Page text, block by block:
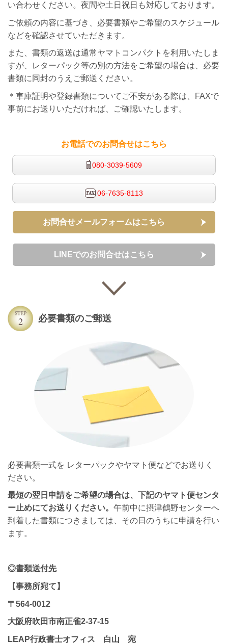
い合わせください。夜間や土日祝日も対応しております。
ご依頼の内容に基づき、必要書類やご希望のスケジュール
などを確認させていただきます。
また、書類の返送は通常ヤマトコンパクトを利用いたしま
すが、レターパック等の別の方法をご希望の場合は、必要
書類に同封のうえご郵送ください。
＊車庫証明や登録書類についてご不安がある際は、FAXで
事前にお送りいただければ、ご確認いたします。
お電話でのお問合せはこちら
080-3039-5609
06-7635-8113
お問合せメールフォームはこちら
LINEでのお問合せはこちら
必要書類のご郵送
必要書類一式を レターパックやヤマト便などでお送りく
ださい。
最短の翌日申請をご希望の場合は、下記のヤマト便センタ
ー止めにてお送りください。 午前中に摂津鶴野センターへ
到着した書類につきましては、その日のうちに申請を行い
ます。
◎書類送付先
【事務所宛て】
〒564-0012
大阪府吹田市南正雀2-37-15
LEAP行政書士オフィス 白山 宛